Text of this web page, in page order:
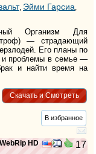
, Эйми Гарсиа,
Организм Для
— страдающий
Его планы по
и проблемы в семье —
и найти время на
Скачать и Смотреть
В избранное
WebRip HD 17